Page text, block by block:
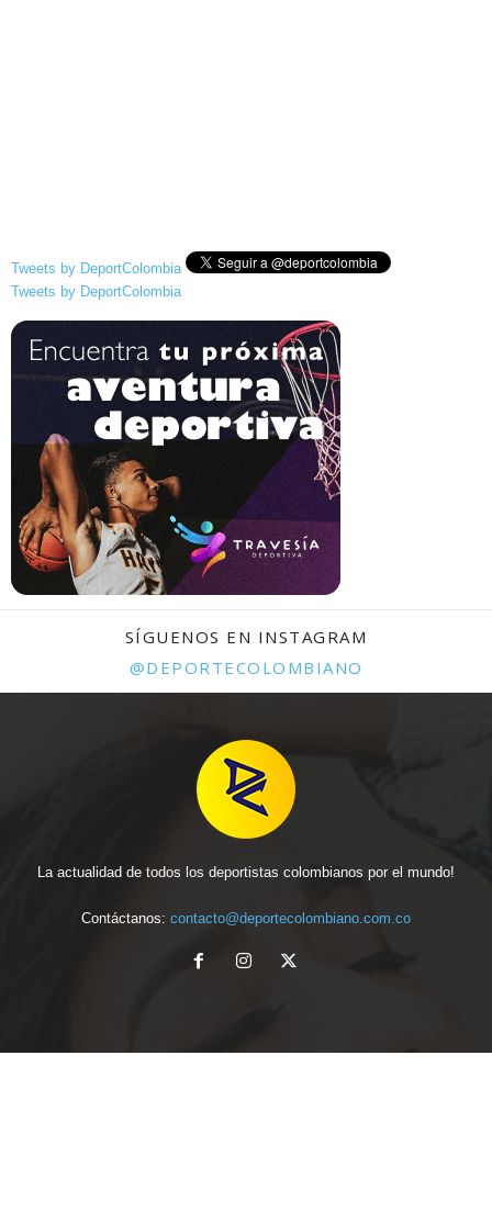
Tweets by DeportColombia
Tweets by DeportColombia
SÍGUENOS EN INSTAGRAM
@DEPORTECOLOMBIANO
La actualidad de todos los deportistas colombianos por el mundo!
Contáctanos: contacto@deportecolombiano.com.co